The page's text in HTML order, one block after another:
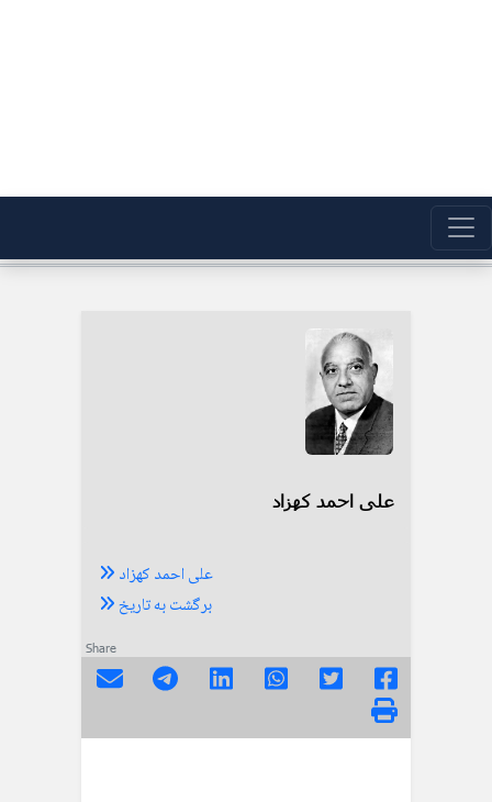
علی احمد کهزاد
علی احمد کهزاد
برگشت به تاریخ
Share